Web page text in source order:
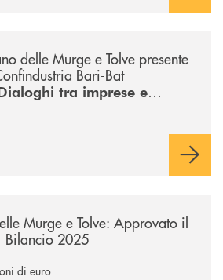
delle Murge e Tolve presente
Bari-Bat
tra imprese e
Murge e Tolve: Approvato il
Bilancio 2025
di euro